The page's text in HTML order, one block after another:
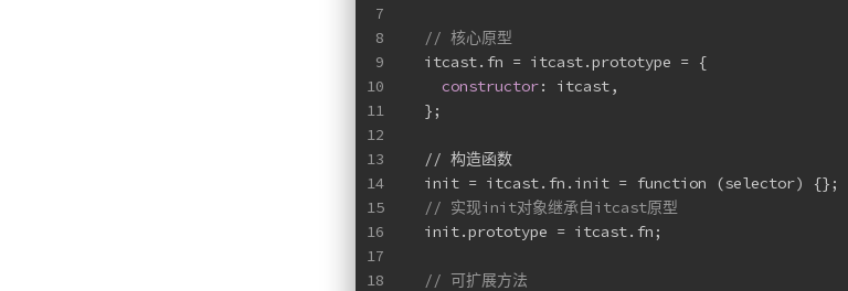
7
8
9
10
11
12
13
14
15
16
17
18
// 核心原型
  itcast.fn = itcast.prototype = {
constructor: itcast,
  };
  // 构造函数
  init = itcast.fn.init = function (selector) {};
// 实现init对象继承自itcast原型
  init.prototype = itcast.fn;
// 可扩展方法